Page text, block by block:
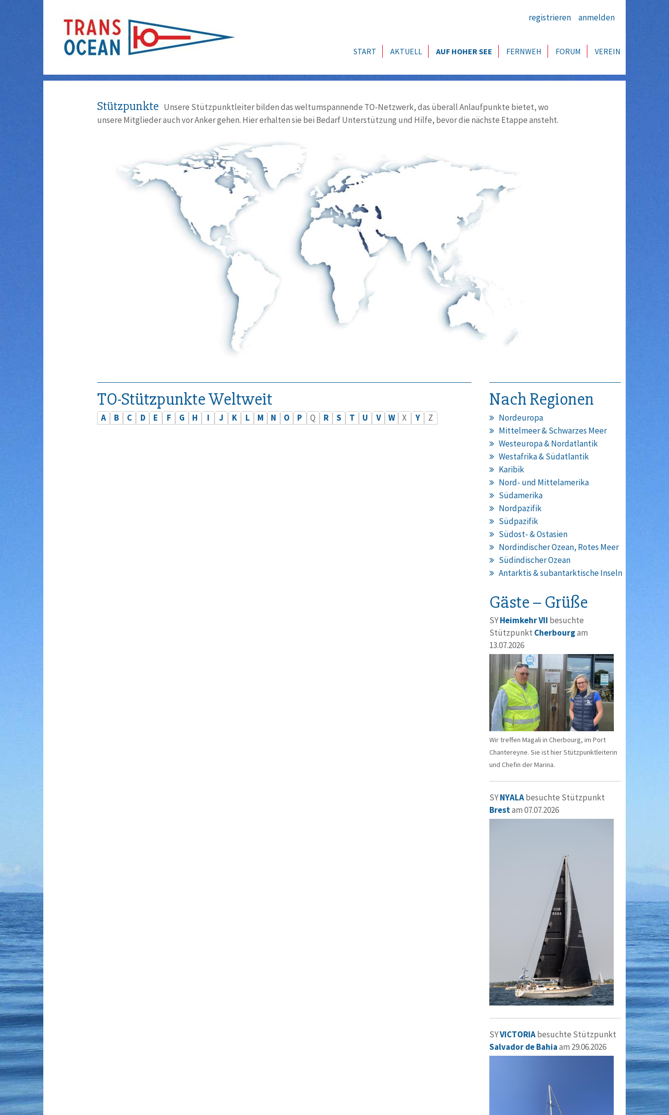
registrieren anmelden
START AKTUELL AUF HOHER SEE FERNWEH FORUM VEREIN
Stützpunkte Unsere Stützpunktleiter bilden das weltumspannende TO-Netzwerk, das überall Anlaufpunkte bietet, wo
unsere Mitglieder auch vor Anker gehen. Hier erhalten sie bei Bedarf Unterstützung und Hilfe, bevor die nächste Etappe ansteht.
TO-Stützpunkte Weltweit
A B C D E F G H I J K L M N O P Q R S T U V W X Y Z
Nach Regionen
Nordeuropa
Mittelmeer & Schwarzes Meer
Westeuropa & Nordatlantik
Westafrika & Südatlantik
Karibik
Nord- und Mittelamerika
Südamerika
Nordpazifik
Südpazifik
Südost- & Ostasien
Nordindischer Ozean, Rotes Meer
Südindischer Ozean
Antarktis & subantarktische Inseln
Gäste – Grüße
SYHeimkehr VII besuchte
Stützpunkt Cherbourgam
13.07.2026
Wir treffen Magali in Cherbourg, im Port
Chantereyne. Sie ist hier Stützpunktleiterin
und Chefin der Marina.
SYNYALAbesuchte Stützpunkt
Brestam 07.07.2026
SYVICTORIAbesuchte Stützpunkt
Salvador de Bahiaam 29.06.2026